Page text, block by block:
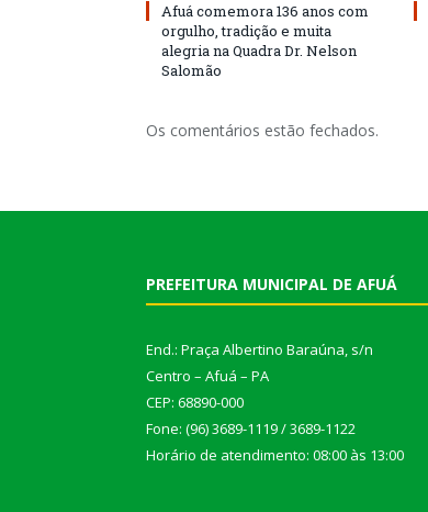
Afuá comemora 136 anos com
orgulho, tradição e muita
alegria na Quadra Dr. Nelson
Salomão
Os comentários estão fechados.
PREFEITURA MUNICIPAL DE AFUÁ
End.: Praça Albertino Baraúna, s/n
Centro – Afuá – PA
CEP: 68890-000
Fone: (96) 3689-1119 / 3689-1122
Horário de atendimento: 08:00 às 13:00